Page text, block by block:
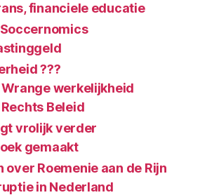
financiele educatie
???
werkelijkheid
Beleid
vrolijk verder
gemaakt
over Roemenie aan de Rijn
in Nederland